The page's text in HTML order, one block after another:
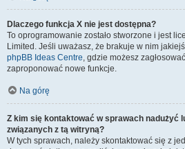
Dlaczego funkcja X nie jest dostępna?
To oprogramowanie zostało stworzone i jest
Limited. Jeśli uważasz, że brakuje w nim
phpBB Ideas Centre, gdzie możesz
zaproponować nowe funkcje.
Na górę
Z kim się kontaktować w sprawach nadużyć
związanych z tą witryną?
W tych sprawach, należy skontaktować się z